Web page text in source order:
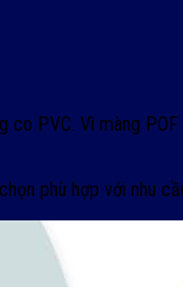
co PVC. Vì màng
phù hợp với nhu